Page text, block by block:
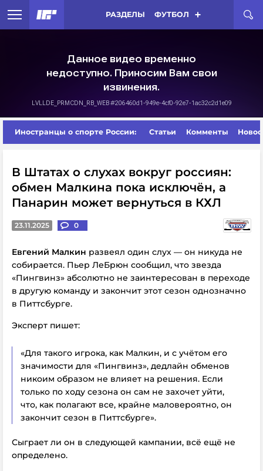
РАЗДЕЛЫ ФУТБОЛ
Иностранцы о спорте России: Статьи Комменты
В Штатах о слухах вокруг россиян:
обмен Малкина пока исключён, а
Панарин может вернуться в КХЛ
23.11.2025 0
Евгений Малкин развеял один слух — он никуда не
собирается. Пьер ЛеБрюн сообщил, что звезда
«Пингвинз» абсолютно не заинтересован в переходе
в другую команду и закончит этот сезон однозначно
в Питтсбурге.
Эксперт пишет:
«Для такого игрока, как Малкин, и с учётом его
значимости для «Пингвинз», дедлайн обменов
никоим образом не влияет на решения. Если
только по ходу сезона он сам не захочет уйти,
что, как полагают все, крайне маловероятно, он
закончит сезон в Питтсбурге».
Сыграет ли он в следующей кампании, всё ещё не
определено.